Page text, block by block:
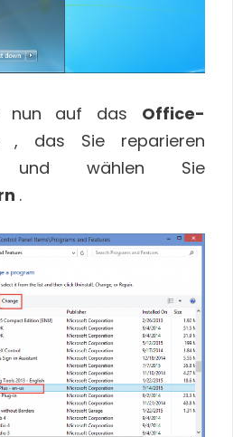
nun auf das Office-
, das Sie reparieren
und wählen Sie
.